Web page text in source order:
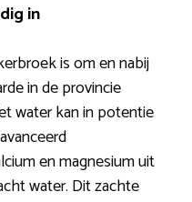
in
is om en nabij
in de provincie
water kan in potentie
en magnesium uit
water. Dit zachte